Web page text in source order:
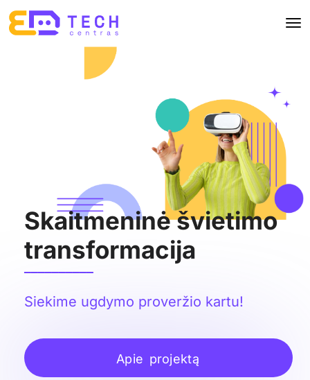
Skaitmeninė švietimo
transformacija
__________
Siekime ugdymo proveržio kartu!
Apie projektą